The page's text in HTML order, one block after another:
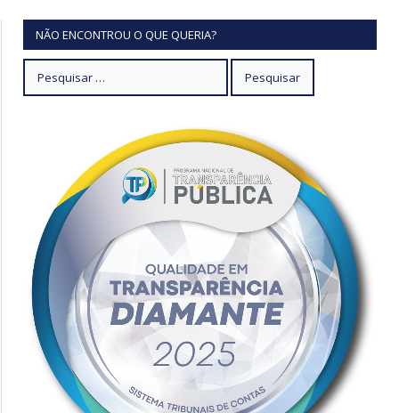
NÃO ENCONTROU O QUE QUERIA?